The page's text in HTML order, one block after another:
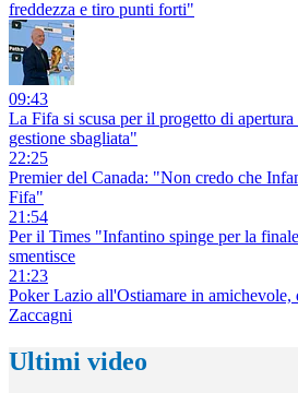
freddezza e tiro punti forti"
09:43
La Fifa si scusa per il progetto di
gestione sbagliata"
22:25
Premier del Canada: "Non credo che
Fifa"
21:54
Per il Times "Infantino spinge per la
smentisce
21:23
Poker Lazio all'Ostiamare in amichevole,
Zaccagni
Ultimi video